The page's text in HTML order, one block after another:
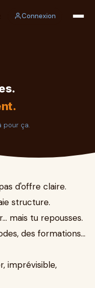
Connexion
pour ça.
d'offre claire.
structure.
mais tu repousses.
des formations…
imprévisible,